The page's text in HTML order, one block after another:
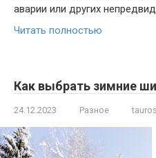
аварии или других
Читать полностью
Как выбрать зимние
24.12.2023 Разное